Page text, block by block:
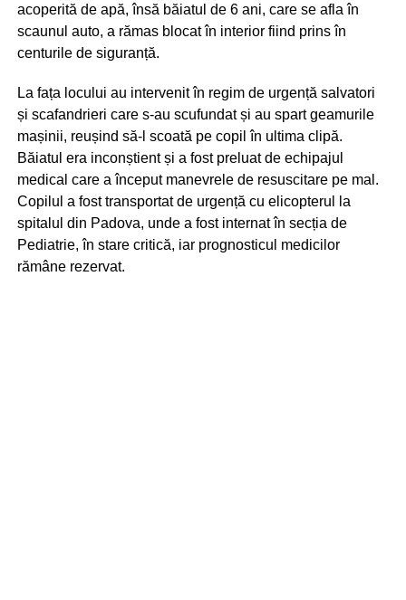
acoperită de apă, însă băiatul de 6 ani, care se afla în
scaunul auto, a rămas blocat în interior fiind prins în
centurile de siguranță.
La fața locului au intervenit în regim de urgență salvatori
și scafandrieri care s-au scufundat și au spart geamurile
mașinii, reușind să-l scoată pe copil în ultima clipă.
Băiatul era inconștient și a fost preluat de echipajul
medical care a început manevrele de resuscitare pe mal.
Copilul a fost transportat de urgență cu elicopterul la
spitalul din Padova, unde a fost internat în secția de
Pediatrie, în stare critică, iar prognosticul medicilor
rămâne rezervat.